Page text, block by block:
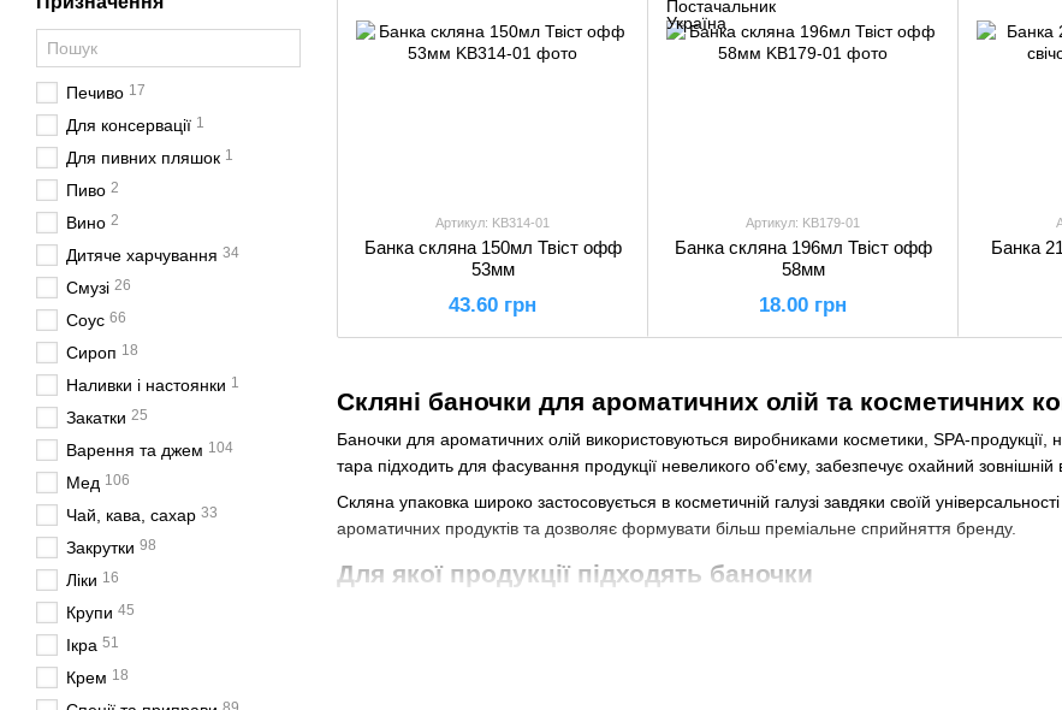
Скляні баночки для ароматичних олій та косметичних
Баночки для ароматичних олій використовуються виробниками косметики, SPA-продукції,
тара підходить для фасування продукції невеликого об'єму, забезпечує охайний
Скляна упаковка широко застосовується в косметичній галузі завдяки своїй
ароматичних продуктів та дозволяє формувати більш преміальне сприйняття бренду.
Для якої продукції підходять баночки
Артикул: KB314-01
Банка скляна 150мл Твіст офф
53мм
43.60 грн
Артикул: KB179-01
Банка скляна 196мл Твіст офф
58мм
18.00 грн
Банка
Печиво 17
Для консервації 1
Для пивних пляшок 1
Пиво 2
Вино 2
Дитяче харчування 34
Смузі 26
Соус 66
Сироп 18
Наливки і настоянки 1
Закатки 25
Варення та джем 104
Мед 106
Чай, кава, сахар 33
Закрутки 98
Ліки 16
Крупи 45
Ікра 51
Крем 18